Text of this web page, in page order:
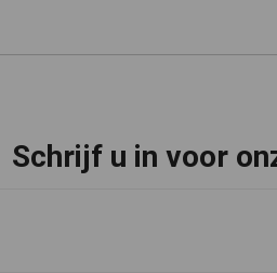
Schrijf u in voor